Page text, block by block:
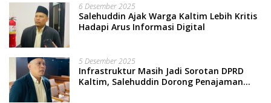
6 Desember 2025
Salehuddin Ajak Warga Kaltim Lebih Kritis
Hadapi Arus Informasi Digital
5 Desember 2025
Infrastruktur Masih Jadi Sorotan DPRD
Kaltim, Salehuddin Dorong Penajaman